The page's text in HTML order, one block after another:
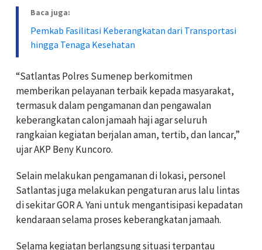
Baca juga:
Pemkab Fasilitasi Keberangkatan dari Transportasi
hingga Tenaga Kesehatan
“Satlantas Polres Sumenep berkomitmen
memberikan pelayanan terbaik kepada masyarakat,
termasuk dalam pengamanan dan pengawalan
keberangkatan calon jamaah haji agar seluruh
rangkaian kegiatan berjalan aman, tertib, dan lancar,”
ujar AKP Beny Kuncoro.
Selain melakukan pengamanan di lokasi, personel
Satlantas juga melakukan pengaturan arus lalu lintas
di sekitar GOR A. Yani untuk mengantisipasi kepadatan
kendaraan selama proses keberangkatan jamaah.
Selama kegiatan berlangsung situasi terpantau